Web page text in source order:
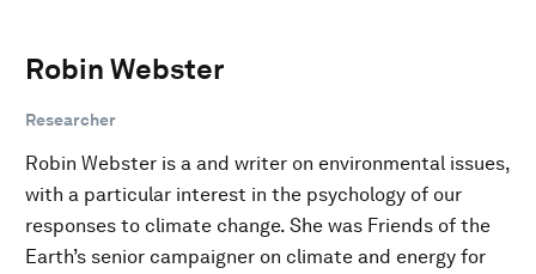
Robin Webster
Researcher
Robin Webster is a and writer on environmental issues,
with a particular interest in the psychology of our
responses to climate change. She was Friends of the
Earth’s senior campaigner on climate and energy for